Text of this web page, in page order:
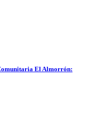
El Almorrón: